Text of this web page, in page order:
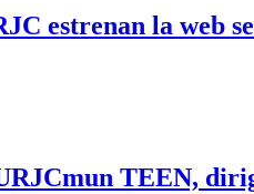
estrenan la web
TEEN,